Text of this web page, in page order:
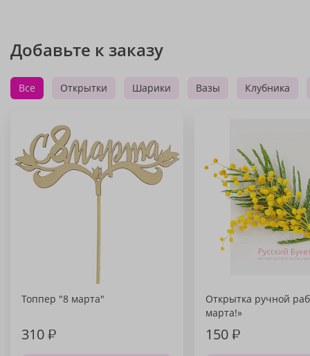
Добавьте к заказу
Все Открытки Шарики Вазы Клубника
Топпер "8 марта"
310₽
Открытка ручной
марта!»
150₽